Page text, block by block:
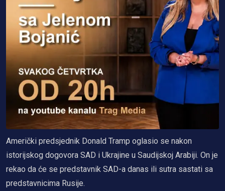
Američki predsjednik Donald Tramp oglasio se nakon
istorijskog dogovora SAD i Ukrajine u Saudijskoj Arabiji. On je
rekao da će se predstavnik SAD-a danas ili sutra sastati sa
predstavnicima Rusije.